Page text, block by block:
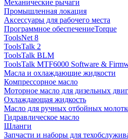
Механические рычаги
Промышленная локация
Аксессуары для рабочего места
Программное обеспечениеTorque
ToolsNet 8
ToolsTalk 2
ToolsTalk BLM
ToolsTalk MTF6000 Software &
Масла и охлаждающие жидкости
Компрессорное масло
Моторное масло для дизельных
Охлаждающая жидкость
Масло для ручных отбойных
Гидравлическое масло
Шланги
Запчасти и наборы для